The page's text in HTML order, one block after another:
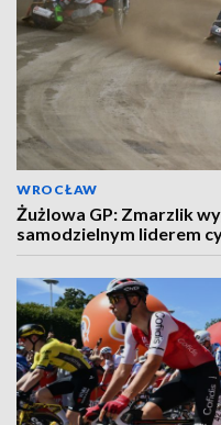
WROCŁAW
Żużlowa GP: Zmarzlik
samodzielnym liderem